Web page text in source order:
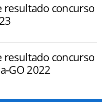
resultado concurso
resultado concurso
GO 2022